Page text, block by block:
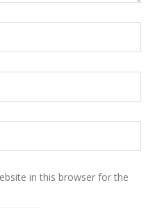
in this browser for the